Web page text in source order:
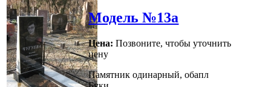
Модель №13а
Цена: Позвоните, чтобы уточнить
цену
Памятник одинарный, обапл